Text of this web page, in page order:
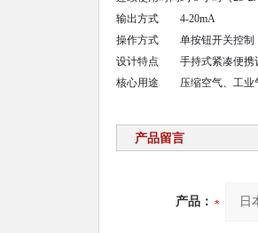
输出方式
4-20mA
操作方式
单按钮开关控制
设计特点
手持式紧凑便携
核心用途
压缩空气、工
产品留言
产品：